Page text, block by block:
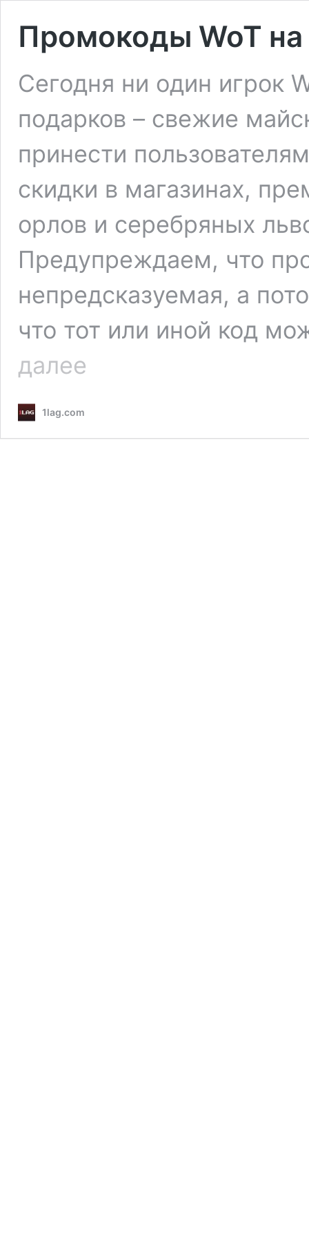
Промокоды WoT
Сегодня ни один игрок
подарков – свежие
принести
скидки в магазинах,
орлов и серебряных
Предупреждаем, что
непредсказуемая, а
что тот или иной код
далее
1lag.com